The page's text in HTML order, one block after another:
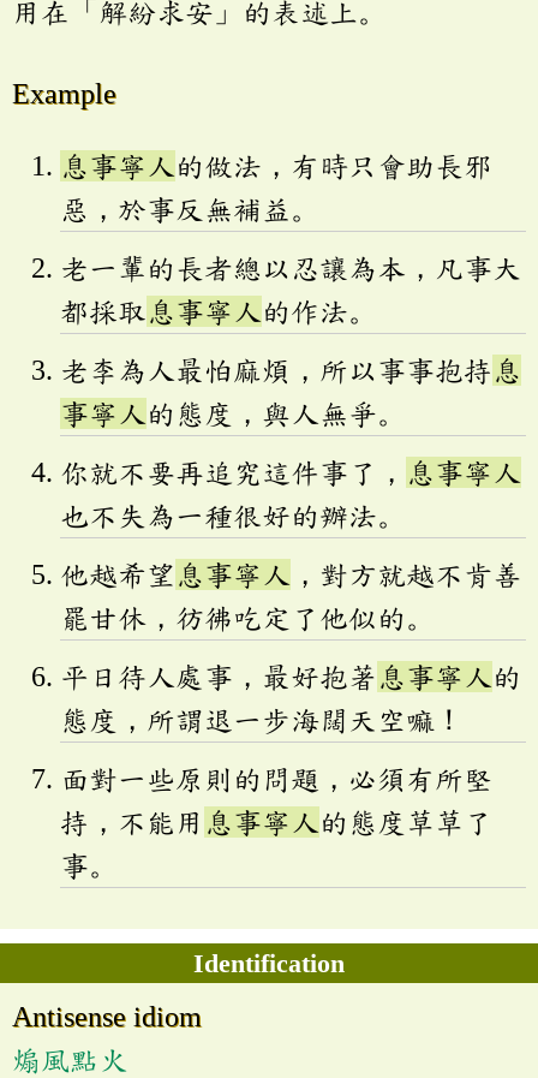
用在「解紛求安」的表述上。
Example
息事寧人 的做法，有時只會助長邪
惡，於事反無補益。
老一輩的長者總以忍讓為本，凡事大
都採取息事寧人 的作法。
老李為人最怕麻煩，所以事事抱持 息
事寧人 的態度，與人無爭。
你就不要再追究這件事了， 息事寧人
也不失為一種很好的辦法。
他越希望 息事寧人 ，對方就越不肯善
罷甘休，彷彿吃定了他似的。
平日待人處事，最好抱著 息事寧人 的
態度，所謂退一步海闊天空嘛！
面對一些原則的問題，必須有所堅
持，不能用 息事寧人 的態度草草了
事。
Identification
Antisense idiom
煽風點火